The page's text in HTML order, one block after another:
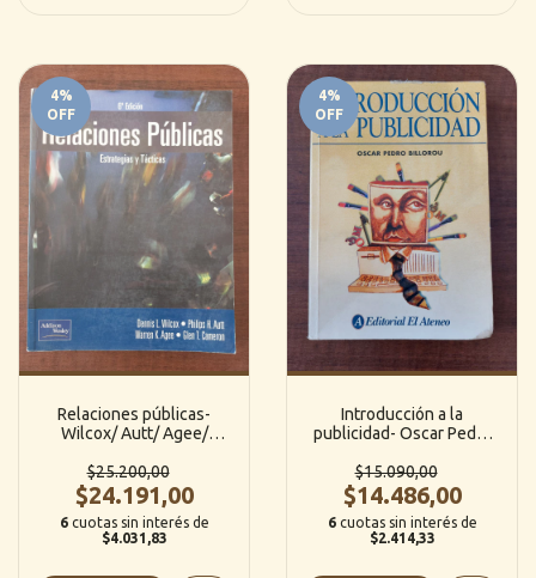
4%
OFF
Relaciones públicas-
Wilcox/ Autt/ Agee/
$25.200,00
$24.191,00
6 cuotas sin interés de
$4.031,83
4%
OFF
Introducción a la
publicidad- Oscar Pedro
$15.090,00
$14.486,00
6 cuotas sin interés de
$2.414,33